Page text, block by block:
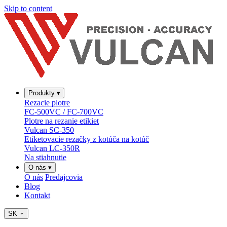
Skip to content
Produkty ▾
Rezacie plotre
FC-500VC / FC-700VC
Plotre na rezanie etikiet
Vulcan SC-350
Etiketovacie rezačky z kotúča na kotúč
Vulcan LC-350R
Na stiahnutie
O nás ▾
O nás Predajcovia
Blog
Kontakt
SK